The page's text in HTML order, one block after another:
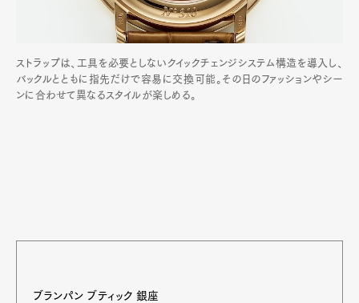
ストラップは、工具を必要としないクイックチェンジシステム構造を導入し、
バックルとともに指先だけで容易に交換可能。その日のファッションやシー
ンに合わせて異なるスタイルが楽しめる。
ブランパン ブティック 銀座